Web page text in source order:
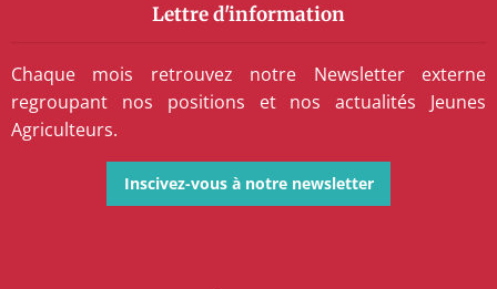
Lettre d'information
Chaque mois retrouvez notre Newsletter externe
regroupant nos positions et nos actualités Jeunes
Agriculteurs.
Inscivez-vous à notre newsletter